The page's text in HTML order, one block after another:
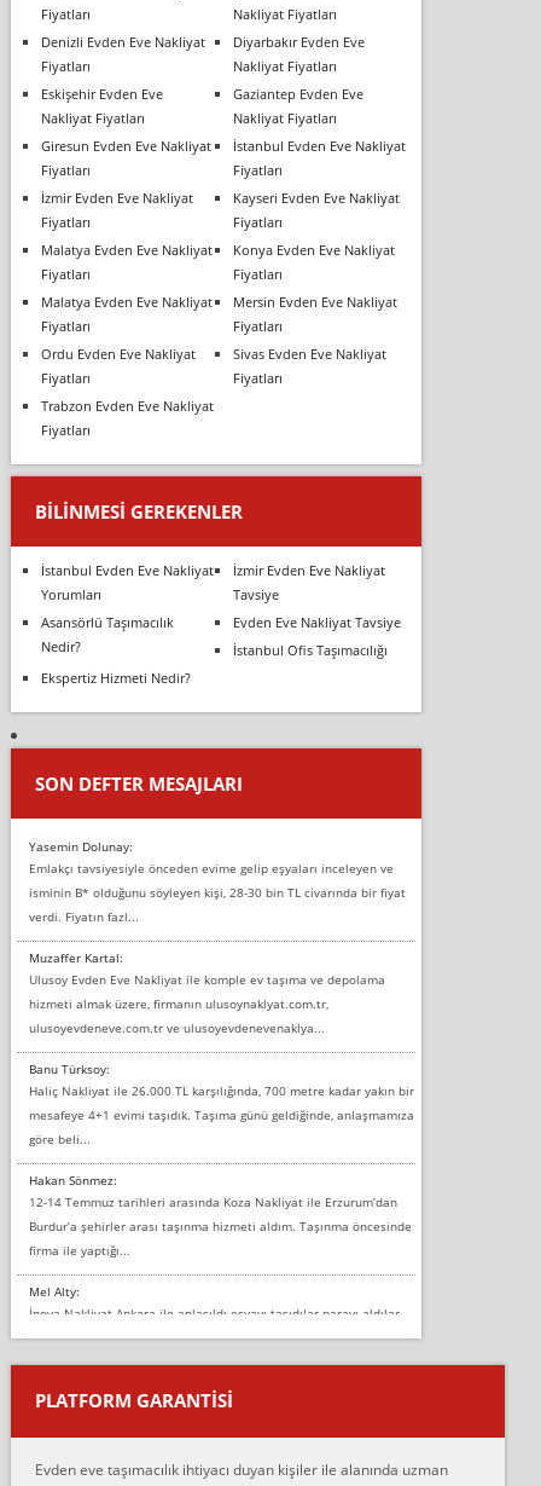
Fiyatları
Nakliyat Fiyatları
Denizli Evden Eve Nakliyat
Fiyatları
Diyarbakır Evden Eve
Nakliyat Fiyatları
Eskişehir Evden Eve
Nakliyat Fiyatları
Gaziantep Evden Eve
Nakliyat Fiyatları
Giresun Evden Eve Nakliyat
Fiyatları
İstanbul Evden Eve Nakliyat
Fiyatları
İzmir Evden Eve Nakliyat
Fiyatları
Kayseri Evden Eve Nakliyat
Fiyatları
Malatya Evden Eve Nakliyat
Fiyatları
Konya Evden Eve Nakliyat
Fiyatları
Malatya Evden Eve Nakliyat
Fiyatları
Mersin Evden Eve Nakliyat
Fiyatları
Ordu Evden Eve Nakliyat
Fiyatları
Sivas Evden Eve Nakliyat
Fiyatları
Trabzon Evden Eve Nakliyat
Fiyatları
BILINMESI GEREKENLER
İstanbul Evden Eve Nakliyat
Yorumları
İzmir Evden Eve Nakliyat
Tavsiye
Asansörlü Taşımacılık
Nedir?
Evden Eve Nakliyat Tavsiye
İstanbul Ofis Taşımacılığı
Ekspertiz Hizmeti Nedir?
SON DEFTER MESAJLARI
Yasemin Dolunay:
Emlakçı tavsiyesiyle önceden evime gelip eşyaları inceleyen ve
isminin B* olduğunu söyleyen kişi, 28-30 bin TL civarında bir fiyat
verdi. Fiyatın fazl...
Muzaffer Kartal:
Ulusoy Evden Eve Nakliyat ile komple ev taşıma ve depolama
hizmeti almak üzere, firmanın ulusoynaklyat.com.tr,
ulusoyevdeneve.com.tr ve ulusoyevdenevenaklya...
Banu Türksoy:
Haliç Nakliyat ile 26.000 TL karşılığında, 700 metre kadar yakın bir
mesafeye 4+1 evimi taşıdık. Taşıma günü geldiğinde, anlaşmamıza
göre beli...
Hakan Sönmez:
12-14 Temmuz tarihleri arasında Koza Nakliyat ile Erzurum’dan
Burdur’a şehirler arası taşınma hizmeti aldım. Taşınma öncesinde
firma ile yaptığı...
Mel Alty:
İnova Nakliyat Ankara ile anlaşıldı eşyayı taşıdılar parayı aldılar.
Salon duvarına bir baktım birisi boydan alüminyum renkli bantı
yapıştırm...
Murat:
çalıştıklarını, müş...
PLATFORM GARANTİSİ
Evden eve taşımacılık ihtiyacı duyan kişiler ile alanında uzman